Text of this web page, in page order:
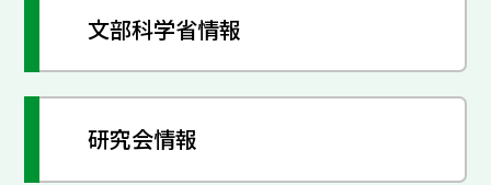
文部科学省情報
研究会情報